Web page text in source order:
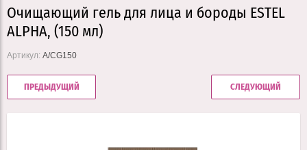
Очищающий гель для лица и бороды ESTEL
ALPHA, (150 мл)
Артикул: A/CG150
ПРЕДЫДУЩИЙ СЛЕДУЮЩИЙ